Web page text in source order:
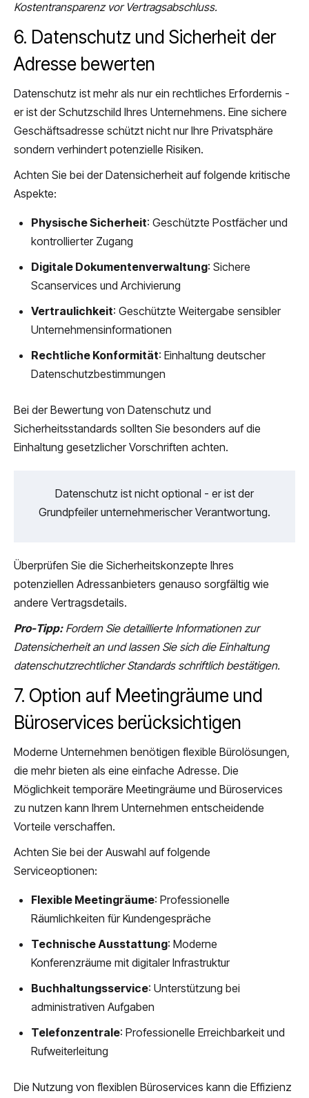
Kostentransparenz vor Vertragsabschluss.
6. Datenschutz und Sicherheit der
Adresse bewerten
Datenschutz ist mehr als nur ein rechtliches Erfordernis -
er ist der Schutzschild Ihres Unternehmens. Eine sichere
Geschäftsadresse schützt nicht nur Ihre Privatsphäre
sondern verhindert potenzielle Risiken.
Achten Sie bei der Datensicherheit auf folgende kritische
Aspekte:
Physische Sicherheit: Geschützte Postfächer und
kontrollierter Zugang
Digitale Dokumentenverwaltung: Sichere
Scanservices und Archivierung
Vertraulichkeit: Geschützte Weitergabe sensibler
Unternehmensinformationen
Rechtliche Konformität: Einhaltung deutscher
Datenschutzbestimmungen
Bei der Bewertung von Datenschutz und
Sicherheitsstandards sollten Sie besonders auf die
Einhaltung gesetzlicher Vorschriften achten.
Datenschutz ist nicht optional - er ist der
Grundpfeiler unternehmerischer Verantwortung.
Überprüfen Sie die Sicherheitskonzepte Ihres
potenziellen Adressanbieters genauso sorgfältig wie
andere Vertragsdetails.
Pro-Tipp: Fordern Sie detaillierte Informationen zur
Datensicherheit an und lassen Sie sich die Einhaltung
datenschutzrechtlicher Standards schriftlich bestätigen.
7. Option auf Meetingräume und
Büroservices berücksichtigen
Moderne Unternehmen benötigen flexible Bürolösungen,
die mehr bieten als eine einfache Adresse. Die
Möglichkeit temporäre Meetingräume und Büroservices
zu nutzen kann Ihrem Unternehmen entscheidende
Vorteile verschaffen.
Achten Sie bei der Auswahl auf folgende
Serviceoptionen:
Flexible Meetingräume: Professionelle
Räumlichkeiten für Kundengespräche
Technische Ausstattung: Moderne
Konferenzräume mit digitaler Infrastruktur
Buchhaltungsservice: Unterstützung bei
administrativen Aufgaben
Telefonzentrale: Professionelle Erreichbarkeit und
Rufweiterleitung
Die Nutzung von flexiblen Büroservices kann die Effizienz